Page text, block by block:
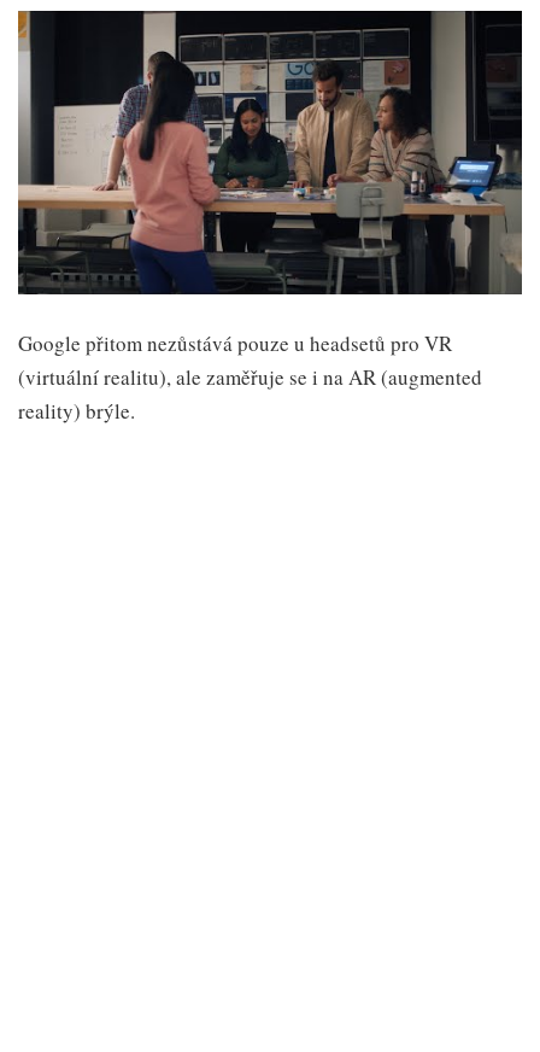
Google přitom nezůstává pouze u headsetů pro VR
(virtuální realitu), ale zaměřuje se i na AR (augmented
reality) brýle.